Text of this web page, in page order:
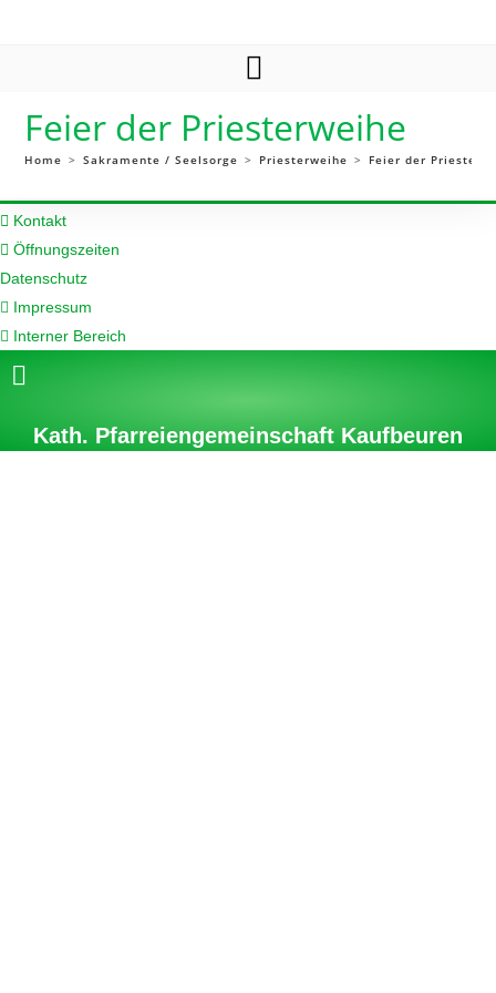
Feier der Priesterweihe
Home > Sakramente / Seelsorge > Priesterweihe > Feier der
Kontakt
Öffnungszeiten
Datenschutz
Impressum
Interner Bereich
Kath. Pfarreiengemeinschaft Kaufbeuren